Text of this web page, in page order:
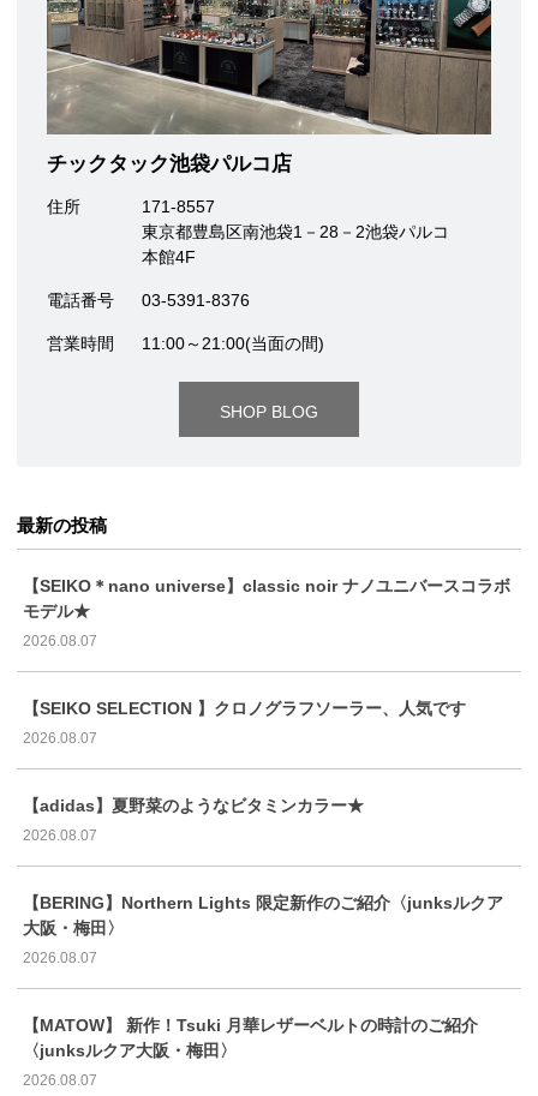
チックタック池袋パルコ店
住所
171-8557
東京都豊島区南池袋1－28－2池袋パルコ
本館4F
電話番号 03-5391-8376
営業時間 11:00～21:00(当面の間)
SHOP BLOG
最新の投稿
【SEIKO＊nano universe】classic noir ナノユニバースコラボ
モデル★
2026.08.07
【SEIKO SELECTION 】クロノグラフソーラー、人気です
2026.08.07
【adidas】夏野菜のようなビタミンカラー★
2026.08.07
【BERING】Northern Lights 限定新作のご紹介〈junksルクア
大阪・梅田〉
2026.08.07
【MATOW】 新作！Tsuki 月華レザーベルトの時計のご紹介
〈junksルクア大阪・梅田〉
2026.08.07